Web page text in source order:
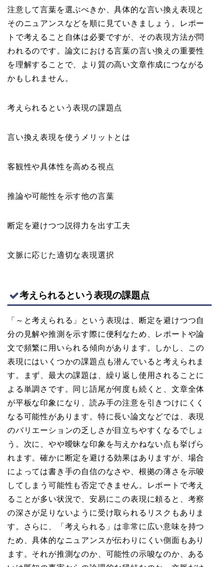
注意して言葉を選ぶべきか、具体的な言い換え表現と
そのニュアンスなどを順に見ていきましょう。レポー
トで考えること自体は必要ですが、その表現方法が問
われるのです。論文における言葉の言い換えの重要性
を理解することで、より質の高い文章作成につながる
かもしれません。
考えられるという表現の課題点
言い換え表現を使うメリットとは
客観性や具体性を高める視点
推論や可能性を示す他の言葉
断定を避けつつ説得力を出す工夫
文脈に応じた適切な表現選択
考えられるという表現の課題点
「～と考えられる」という表現は、断定を避けつつ自
分の見解や推測を示す際に便利なため、レポートや論
文で頻繁に用いられる傾向があります。しかし、この
表現にはいくつかの課題点も潜んでいると考えられま
す。まず、最大の課題は、繰り返し使用されることに
よる単調さです。同じ語尾が何度も続くと、文章全体
が平板な印象になり、読み手の注意を引きつけにくく
なる可能性があります。特に長い論文などでは、表現
のバリエーションの乏しさが目立ちやすくなるでしょ
う。次に、やや曖昧な印象を与えかねない点も挙げら
れます。確かに断定を避ける効果はありますが、場合
によっては書き手の自信のなさや、根拠の薄さを示唆
してしまう可能性も否定できません。レポートで考え
ることが多い状況で、安易にこの表現に頼ると、考察
の深さが足りないように受け取られるリスクもありま
す。さらに、「考えられる」は非常に広い意味を持つ
ため、具体的なニュアンスが伝わりにくい側面もあり
ます。それが推測なのか、可能性の示唆なのか、ある